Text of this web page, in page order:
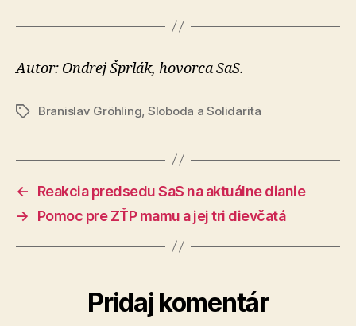
Autor: Ondrej Šprlák, hovorca SaS.
ZnačkyBranislav Gröhling Sloboda a Solidarita
←
Reakcia predsedu SaS na aktuálne dianie
→
Pomoc pre ZŤP mamu a jej tri dievčatá
Pridaj komentár